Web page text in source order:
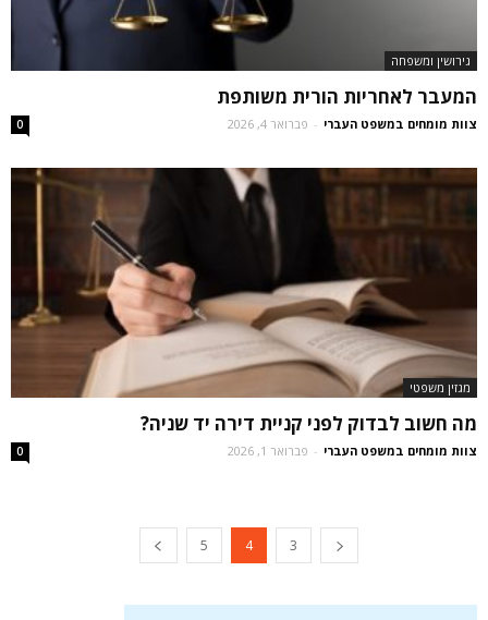
גירושין ומשפחה
המעבר לאחריות הורית משותפת
צוות מומחים במשפט העברי - פברואר 4, 2026 0
מגזין משפטי
מה חשוב לבדוק לפני קניית דירה יד שניה?
צוות מומחים במשפט העברי - פברואר 1, 2026 0
3
4
5